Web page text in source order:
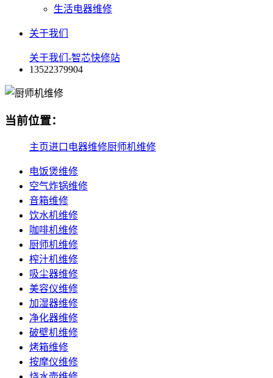
生活电器维修
关于我们
关于我们-智芯快修站
13522379904
当前位置：
主页进口电器维修厨师机维修
电饭煲维修
空气炸锅维修
音箱维修
饮水机维修
咖啡机维修
厨师机维修
榨汁机维修
吸尘器维修
美容仪维修
加湿器维修
净化器维修
破壁机维修
烤箱维修
按摩仪维修